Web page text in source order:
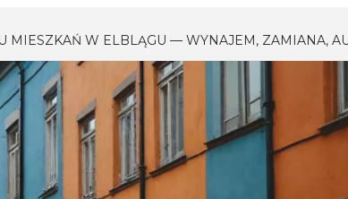
MIESZKAŃ W ELBLĄGU — WYNAJEM, ZAMIANA,